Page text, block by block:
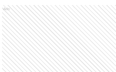
Ads